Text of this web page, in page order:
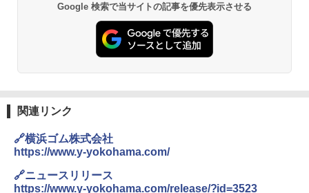
Google 検索で当サイトの記事を優先表示させる
関連リンク
🔗横浜ゴム株式会社
https://www.y-yokohama.com/
🔗ニュースリリース
https://www.y-yokohama.com/release/?id=3523